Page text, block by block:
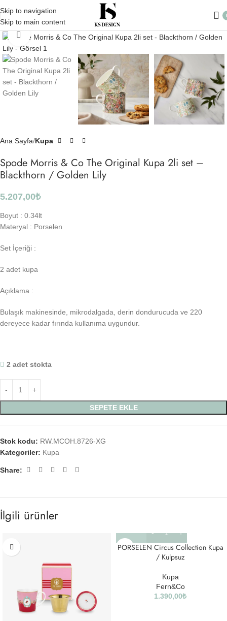
Skip to navigation
Skip to main content
Click to enlarge
Ana Sayfa Kupa
Spode Morris & Co The Original Kupa 2li set –
Blackthorn / Golden Lily
5.207,00₺
Boyut : 0.34lt
Materyal : Porselen
Set İçeriği :
2 adet kupa
Açıklama :
Bulaşık makinesinde, mikrodalgada, derin dondurucuda ve 220
dereyece kadar fırında kullanıma uygundur.
2 adet stokta
SEPETE EKLE
Stok kodu: RW.MCOH.8726-XG
Kategoriler: Kupa
Share:
İlgili ürünler
PORSELEN Circus Collection Kupa
/ Kulpsuz
Kupa
Fern&Co
1.390,00₺